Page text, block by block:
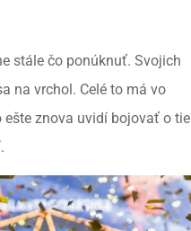
stále čo ponúknuť. Svojich
na vrchol. Celé to má vo
ešte znova uvidí bojovať o tie